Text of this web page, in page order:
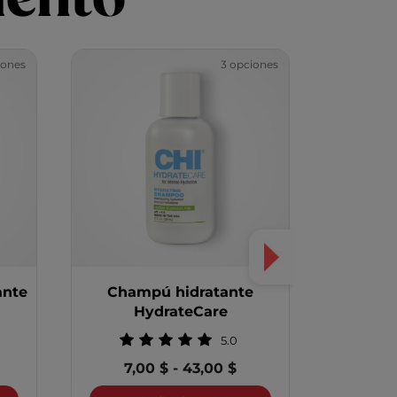
3 opciones
Champú hidratante
HydrateCare
5.0
7,00 $ -43,00 $